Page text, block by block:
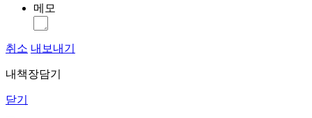
메모
취소 내보내기
내책장담기
닫기